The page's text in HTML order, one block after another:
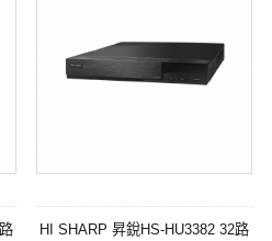
HI SHARP 昇銳HS-HU3382 32路